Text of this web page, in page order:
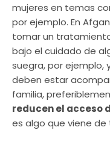
mujeres en temas
por ejemplo. En
tomar un
bajo el cuidado de
suegra, por ejemplo,
deben estar
familia,
reducen el acceso
es algo que viene